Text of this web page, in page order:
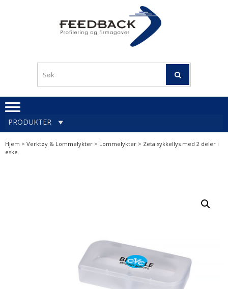
PRODUKTER
Hjem > Verktøy & Lommelykter > Lommelykter > Zeta sykkellys med 2 deler i
eske